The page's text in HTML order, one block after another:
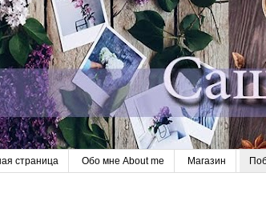
страница Обо мне About me Магазин